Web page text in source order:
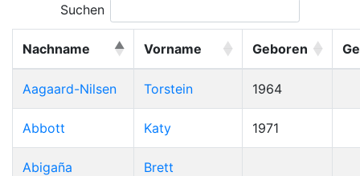
Suchen
Nachname Vorname Geboren
Aagaard-Nilsen Torstein 1964
Abbott Katy 1971
Abigaña Brett